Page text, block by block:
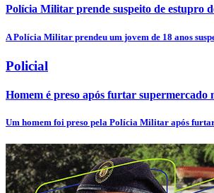
Polícia Militar prende suspeito de estupro
A Polícia Militar prendeu um jovem de 18 anos
Policial
Homem é preso após furtar supermercado
Um homem foi preso pela Polícia Militar após